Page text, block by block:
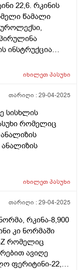
აუცილებლად
როდისაა უფრო
22,6. რკინის
წამალი
ინსტრუქცია
იხილეთპასუხი
თარიღი :29-04-2025
სისხლის
რომელიც
იხილეთპასუხი
თარიღი :29-04-2025
რკინა-8,900
კი ნორმაში
Z რომელიც
ავიღე
ფერიტინი-22,6.